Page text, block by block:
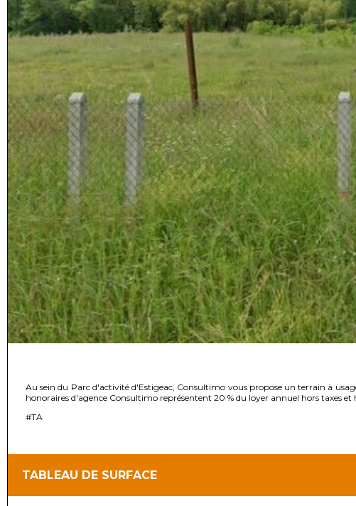
Au sein du Parc d'activité d'Estigeac, Consultimo vous propose un terrain à
honoraires d'agence Consultimo représentent 20 % du loyer annuel hors taxes et
#TA
TABLEAU DE SURFACE